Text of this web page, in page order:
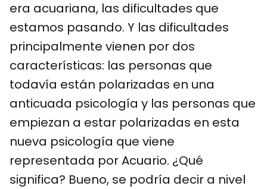
era acuariana, las dificultades que
estamos pasando. Y las dificultades
principalmente vienen por dos
características: las personas que
todavía están polarizadas en una
anticuada psicología y las personas que
empiezan a estar polarizadas en esta
nueva psicología que viene
representada por Acuario. ¿Qué
significa? Bueno, se podría decir a nivel